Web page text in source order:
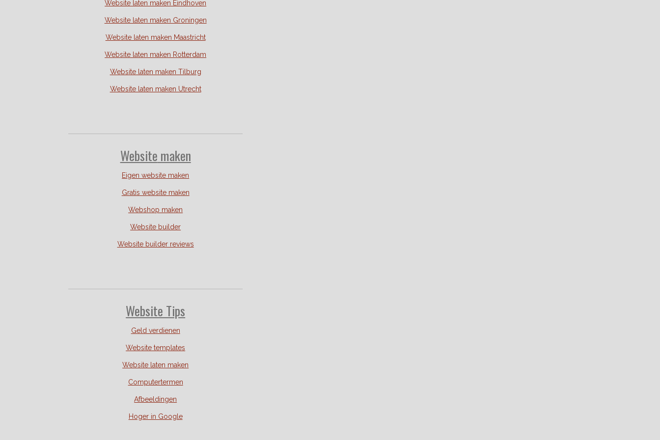
Website laten maken Eindhoven
Website laten maken Groningen
Website laten maken Maastricht
Website laten maken Rotterdam
Website laten maken Tilburg
Website laten maken Utrecht
Website maken
Eigen website maken
Gratis website maken
Webshop maken
Website builder
Website builder reviews
Website Tips
Geld verdienen
Website templates
Website laten maken
Computertermen
Afbeeldingen
Hoger in Google